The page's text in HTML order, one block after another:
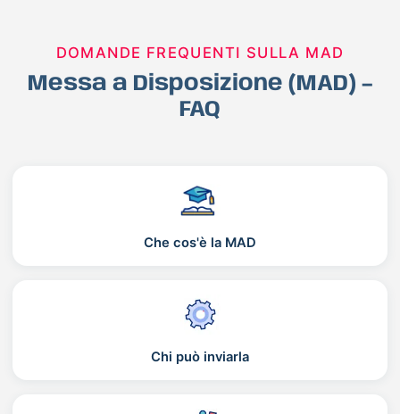
DOMANDE FREQUENTI SULLA MAD
Messa a Disposizione (MAD) –
FAQ
Che cos'è la MAD
Chi può inviarla